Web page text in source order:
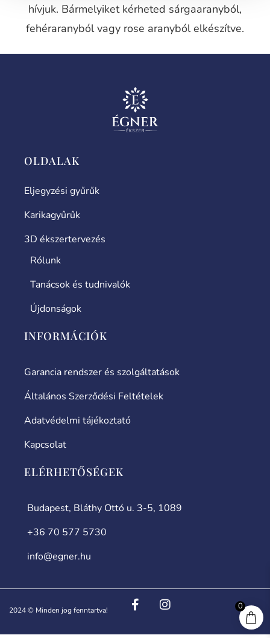
0
hívjuk. Bármelyiket kérheted sárgaaranyból,
fehéraranyból vagy rose aranyból elkészítve.
OLDALAK
Eljegyzési gyűrűk
Karikagyűrűk
3D ékszertervezés
Rólunk
Tanácsok és tudnivalók
Újdonságok
INFORMÁCIÓK
Garancia rendszer és szolgáltatások
Általános Szerződési Feltételek
Adatvédelmi tájékoztató
Kapcsolat
ELÉRHETŐSÉGEK
Budapest, Bláthy Ottó u. 3-5, 1089
+36 70 577 5730
info@egner.hu
2024 © Minden jog fenntartva!